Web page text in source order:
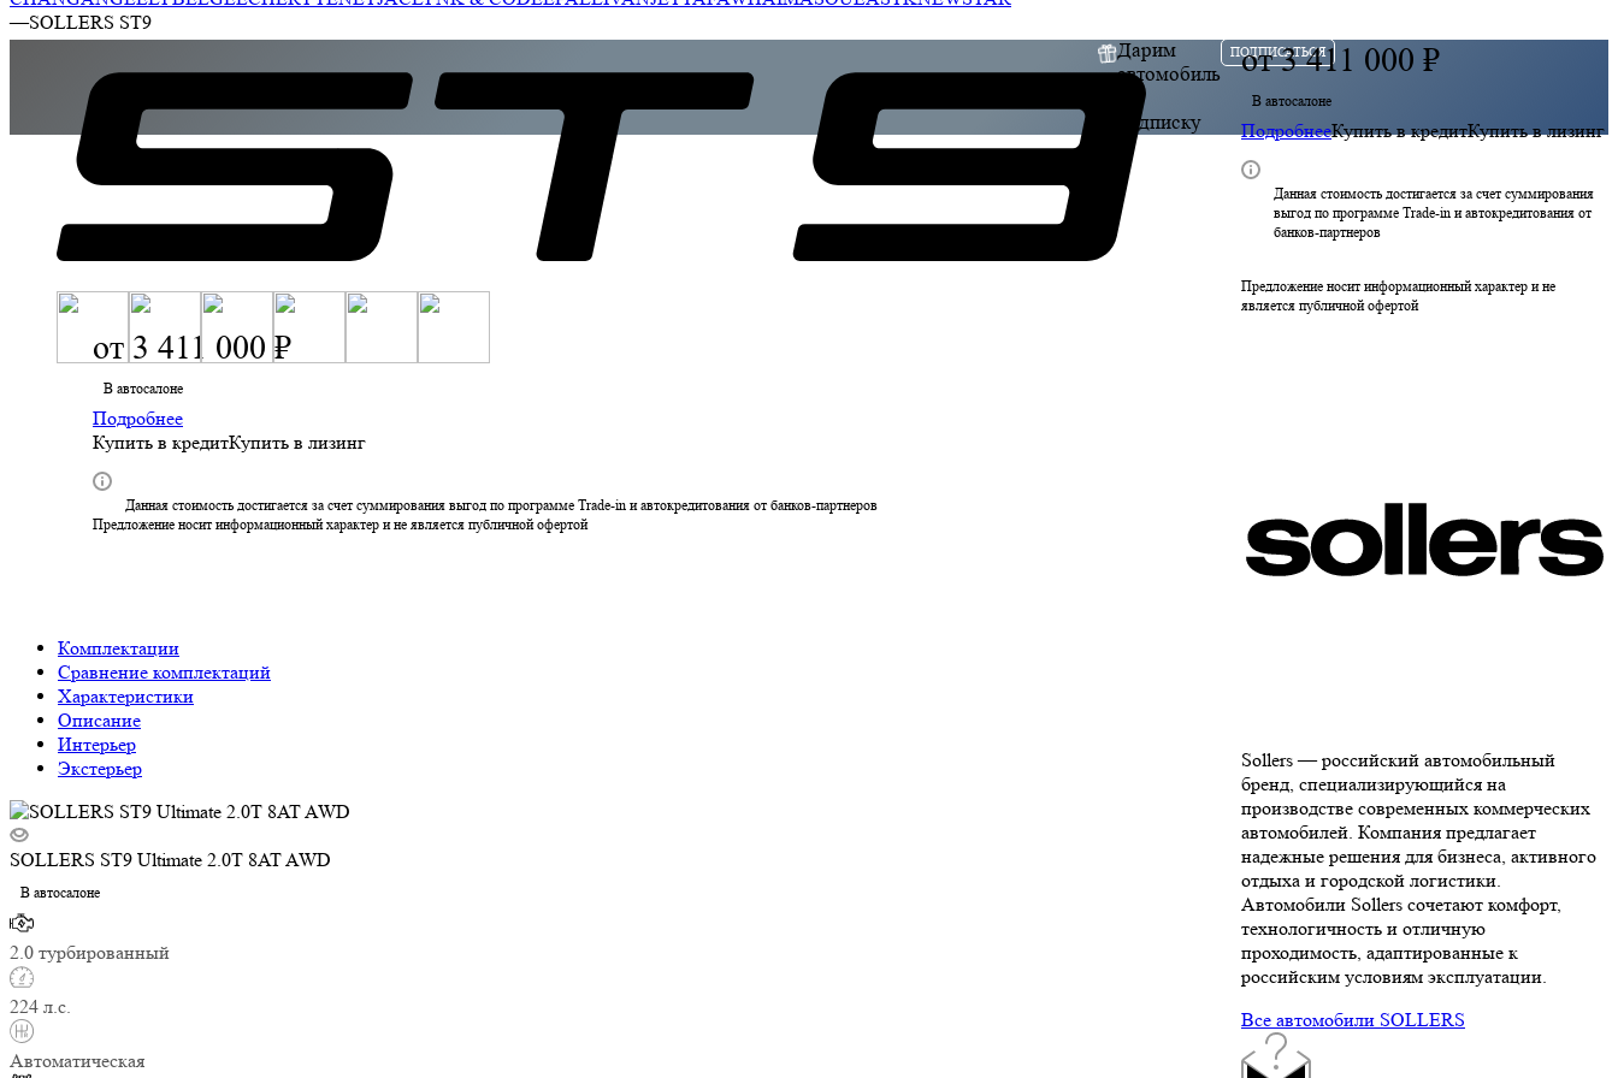
—SOLLERS ST9
от 3 411 000 ₽
В автосалоне
Подробнее
Купить в кредитКупить в лизинг
Данная стоимость достигается за счет суммирования выгод по программе Trade-in и автокредитования от банков-партнеров
Предложение носит информационный характер и не является публичной офертой
Комплектации
Сравнение комплектаций
Характеристики
Описание
Интерьер
Экстерьер
SOLLERS ST9 Ultimate 2.0T 8AT AWD
В автосалоне
2.0 турбированный
224 л.с.
Автоматическая
от3 411 000 ₽
В автосалоне
ПодробнееКупить в кредитКупить в лизинг
Данная стоимость достигается за счет суммирования
выгод по программе Trade-in и автокредитования от
банков-партнеров
Предложение носит информационный характер и не
является публичной офертой
Sollers — российский автомобильный
бренд, специализирующийся на
производстве современных коммерческих
автомобилей. Компания предлагает
надежные решения для бизнеса, активного
отдыха и городской логистики.
Автомобили Sollers сочетают комфорт,
технологичность и отличную
проходимость, адаптированные к
российским условиям эксплуатации.
Все автомобили SOLLERS
Дарим
автомобиль
подписку
ПОДПИСАТЬСЯ